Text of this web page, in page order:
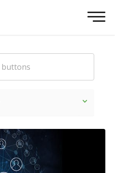
ソーシャル マーケ